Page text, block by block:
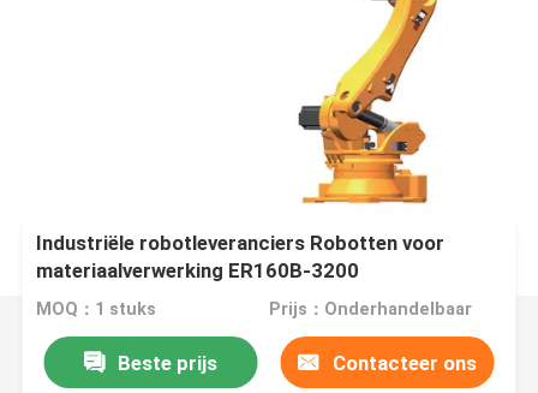
Industriële robotleveranciers Robotten voor
materiaalverwerking ER160B-3200
MOQ：1 stuks Prijs：Onderhandelbaar
Beste prijs Contacteer ons